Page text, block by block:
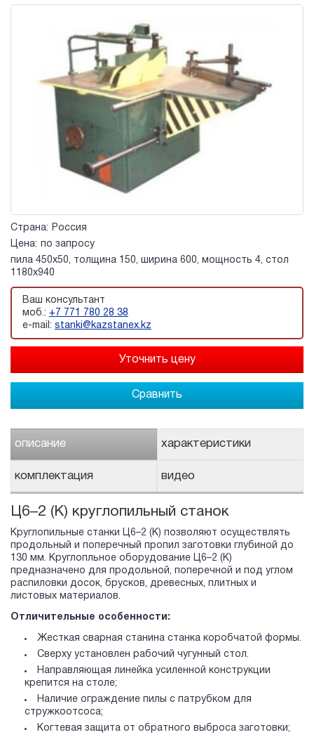
Страна:
Россия
Цена:
по запросу
пила 450x50, толщина 150, ширина 600, мощность 4, стол
1180x940
Ваш консультант
моб.: +7 771 780 28 38
e-mail: stanki@kazstanex.kz
Сравнить
описание характеристики
комплектация видео
Ц6–2 (К) круглопильный станок
Круглопильные станки Ц6–2 (К) позволяют осуществлять
продольный и поперечный пропил заготовки глубиной до
130 мм. Круглопльное оборудование Ц6–2 (К)
предназначено для продольной, поперечной и под углом
распиловки досок, брусков, древесных, плитных и
листовых материалов.
Отличительные особенности:
Жесткая сварная станина станка коробчатой формы.
Сверху установлен рабочий чугунный стол.
Направляющая линейка усиленной конструкции
крепится на столе;
Наличие ограждение пилы с патрубком для
стружкоотсоса;
Когтевая защита от обратного выброса заготовки;